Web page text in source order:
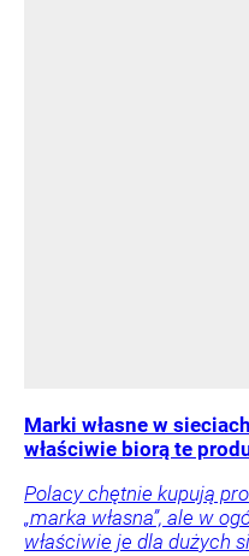
Marki własne w
właściwie biorą te
Polacy chętnie kupują
„marka własna”, ale w
właściwie je dla dużych